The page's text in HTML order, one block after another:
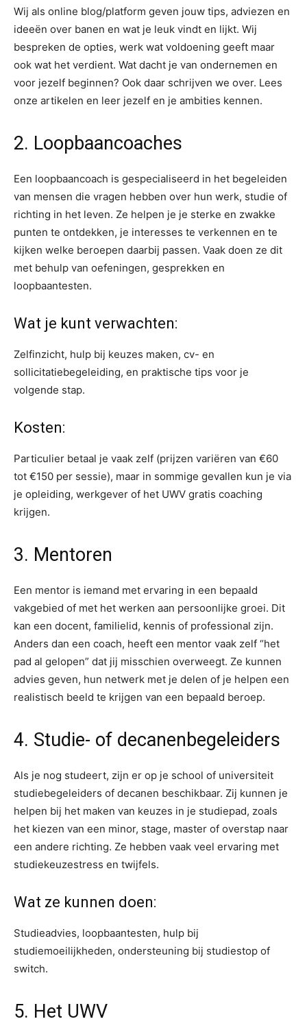
Wij als online blog/platform geven jouw tips, adviezen en
ideeën over banen en wat je leuk vindt en lijkt. Wij
bespreken de opties, werk wat voldoening geeft maar
ook wat het verdient. Wat dacht je van ondernemen en
voor jezelf beginnen? Ook daar schrijven we over. Lees
onze artikelen en leer jezelf en je ambities kennen.
2. Loopbaancoaches
Een loopbaancoach is gespecialiseerd in het begeleiden
van mensen die vragen hebben over hun werk, studie of
richting in het leven. Ze helpen je je sterke en zwakke
punten te ontdekken, je interesses te verkennen en te
kijken welke beroepen daarbij passen. Vaak doen ze dit
met behulp van oefeningen, gesprekken en
loopbaantesten.
Wat je kunt verwachten:
Zelfinzicht, hulp bij keuzes maken, cv- en
sollicitatiebegeleiding, en praktische tips voor je
volgende stap.
Kosten:
Particulier betaal je vaak zelf (prijzen variëren van €60
tot €150 per sessie), maar in sommige gevallen kun je via
je opleiding, werkgever of het UWV gratis coaching
krijgen.
3. Mentoren
Een mentor is iemand met ervaring in een bepaald
vakgebied of met het werken aan persoonlijke groei. Dit
kan een docent, familielid, kennis of professional zijn.
Anders dan een coach, heeft een mentor vaak zelf “het
pad al gelopen” dat jij misschien overweegt. Ze kunnen
advies geven, hun netwerk met je delen of je helpen een
realistisch beeld te krijgen van een bepaald beroep.
4. Studie- of decanenbegeleiders
Als je nog studeert, zijn er op je school of universiteit
studiebegeleiders of decanen beschikbaar. Zij kunnen je
helpen bij het maken van keuzes in je studiepad, zoals
het kiezen van een minor, stage, master of overstap naar
een andere richting. Ze hebben vaak veel ervaring met
studiekeuzestress en twijfels.
Wat ze kunnen doen:
Studieadvies, loopbaantesten, hulp bij
studiemoeilijkheden, ondersteuning bij studiestop of
switch.
5. Het UWV